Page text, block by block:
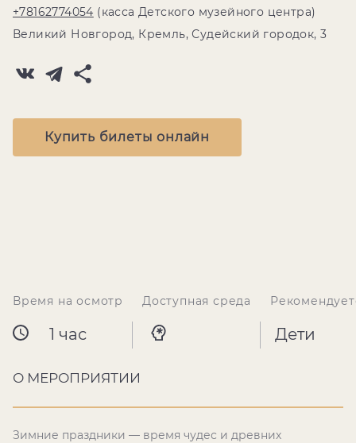
+78162774054 (касса Детского музейного центра)
Великий Новгород, Кремль, Судейский городок, 3
Купить билеты онлайн
Время на осмотр
1 час
Доступная среда
Дети
О МЕРОПРИЯТИИ
Зимние праздники — время чудес и древних